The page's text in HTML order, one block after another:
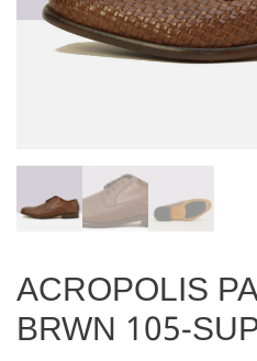
ACROPOLIS
BRWN 105-